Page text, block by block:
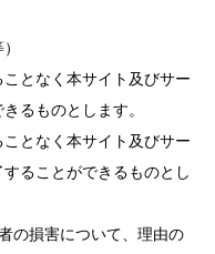
となく本サイト及びサー
るものとします。
となく本サイト及びサー
ることができるものとし
の損害について、理由の